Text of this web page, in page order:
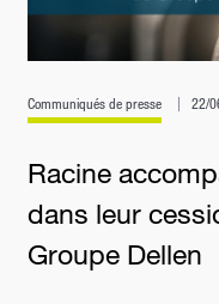
Communiqués de presse 22/
Racine
dans leur
Groupe Dellen